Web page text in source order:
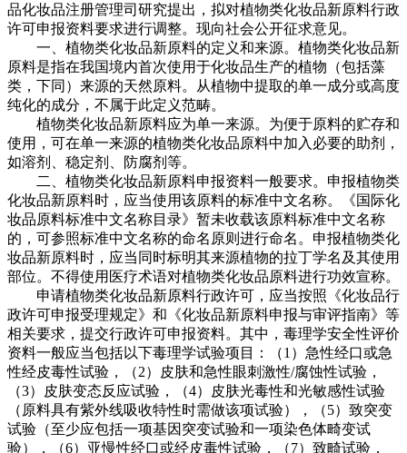
品化妆品注册管理司研究提出，拟对植物类化妆品新原料行政
许可申报资料要求进行调整。现向社会公开征求意见。
一、植物类化妆品新原料的定义和来源。植物类化妆品新
原料是指在我国境内首次使用于化妆品生产的植物（包括藻
类，下同）来源的天然原料。从植物中提取的单一成分或高度
纯化的成分，不属于此定义范畴。
植物类化妆品新原料应为单一来源。为便于原料的贮存和
使用，可在单一来源的植物类化妆品原料中加入必要的助剂，
如溶剂、稳定剂、防腐剂等。
二、植物类化妆品新原料申报资料一般要求。申报植物类
化妆品新原料时，应当使用该原料的标准中文名称。《国际化
妆品原料标准中文名称目录》暂未收载该原料标准中文名称
的，可参照标准中文名称的命名原则进行命名。申报植物类化
妆品新原料时，应当同时标明其来源植物的拉丁学名及其使用
部位。不得使用医疗术语对植物类化妆品原料进行功效宣称。
申请植物类化妆品新原料行政许可，应当按照《化妆品行
政许可申报受理规定》和《化妆品新原料申报与审评指南》等
相关要求，提交行政许可申报资料。其中，毒理学安全性评价
资料一般应当包括以下毒理学试验项目：（1）急性经口或急
性经皮毒性试验，（2）皮肤和急性眼刺激性/腐蚀性试验，
（3）皮肤变态反应试验，（4）皮肤光毒性和光敏感性试验
（原料具有紫外线吸收特性时需做该项试验），（5）致突变
试验（至少应包括一项基因突变试验和一项染色体畸变试
验），（6）亚慢性经口或经皮毒性试验，（7）致畸试验，